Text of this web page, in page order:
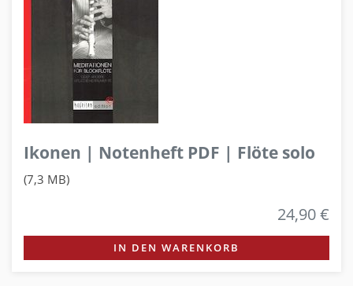
Ikonen | Notenheft PDF | Flöte solo
(7,3 MB)
24,90 €
IN DEN WARENKORB